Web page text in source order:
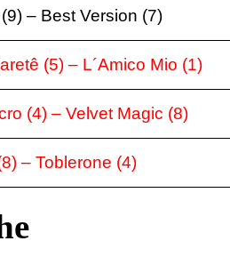
(9) – Best Version (7)
(5) – L´Amico Mio (1)
(4)– Velvet Magic (8)
– Toblerone (4)